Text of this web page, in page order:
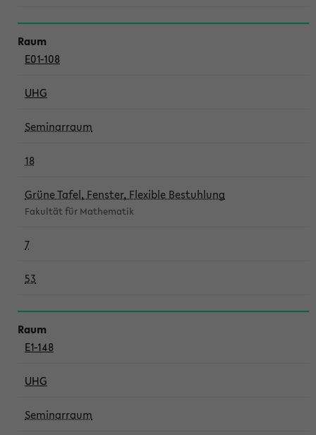
E01-108
UHG
Seminarraum
18
Grüne Tafel, Fenster, Flexible Bestuhlung
Fakultät für Mathematik
7
53
E1-148
UHG
Seminarraum